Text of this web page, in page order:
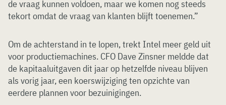
de vraag kunnen voldoen, maar we komen nog steeds
tekort omdat de vraag van klanten blijft toenemen.”
Om de achterstand in te lopen, trekt Intel meer geld uit
voor productiemachines. CFO Dave Zinsner meldde dat
de kapitaaluitgaven dit jaar op hetzelfde niveau blijven
als vorig jaar, een koerswijziging ten opzichte van
eerdere plannen voor bezuinigingen.